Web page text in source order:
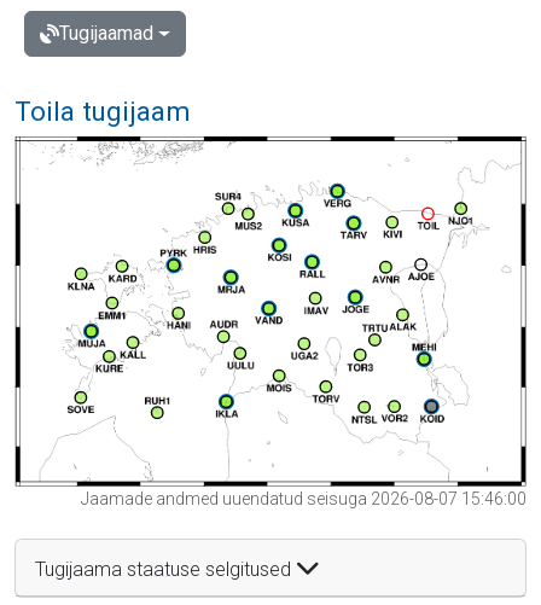
Tugijaamad
Toila tugijaam
Jaamade andmed uuendatud seisuga 2026-08-07 15:46:00
Tugijaama staatuse selgitused